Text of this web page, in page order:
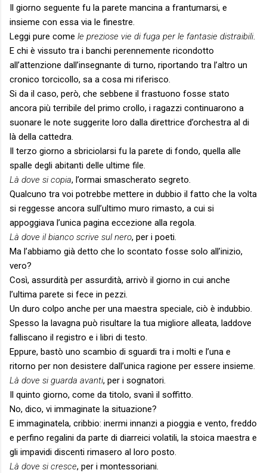
Il giorno seguente fu la parete mancina a frantumarsi, e
insieme con essa via le finestre.
Leggi pure come le preziose vie di fuga per le fantasie distraibili.
E chi è vissuto tra i banchi perennemente ricondotto
all’attenzione dall’insegnante di turno, riportando tra l’altro un
cronico torcicollo, sa a cosa mi riferisco.
Si da il caso, però, che sebbene il frastuono fosse stato
ancora più terribile del primo crollo, i ragazzi continuarono a
suonare le note suggerite loro dalla direttrice d’orchestra al di
là della cattedra.
Il terzo giorno a sbriciolarsi fu la parete di fondo, quella alle
spalle degli abitanti delle ultime file.
Là dove si copia, l’ormai smascherato segreto.
Qualcuno tra voi potrebbe mettere in dubbio il fatto che la volta
si reggesse ancora sull’ultimo muro rimasto, a cui si
appoggiava l’unica pagina eccezione alla regola.
Là dove il bianco scrive sul nero, per i poeti.
Ma l’abbiamo già detto che lo scontato fosse solo all’inizio,
vero?
Così, assurdità per assurdità, arrivò il giorno in cui anche
l’ultima parete si fece in pezzi.
Un duro colpo anche per una maestra speciale, ciò è indubbio.
Spesso la lavagna può risultare la tua migliore alleata, laddove
falliscano il registro e i libri di testo.
Eppure, bastò uno scambio di sguardi tra i molti e l’una e
ritorno per non desistere dall’unica ragione per essere insieme.
Là dove si guarda avanti, per i sognatori.
Il quinto giorno, come da titolo, svanì il soffitto.
No, dico, vi immaginate la situazione?
E immaginatela, cribbio: inermi innanzi a pioggia e vento, freddo
e perfino regalini da parte di diarreici volatili, la stoica maestra e
gli impavidi discenti rimasero al loro posto.
Là dove si cresce, per i montessoriani.